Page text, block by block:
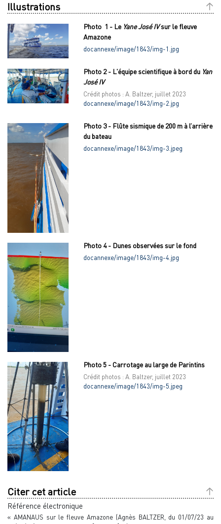
Illustrations
Photo 1 - Le Yane José IVsur le fleuve
Amazone
docannexe/image/1843/img-1.jpg
Photo 2 - L'équipe scientifique à bord du Yan
José IV
Crédit photos : A. Baltzer, juillet 2023
docannexe/image/1843/img-2.jpg
Photo 3 - Flûte sismique de 200 m à l’arrière
du bateau
docannexe/image/1843/img-3.jpeg
Photo 4 - Dunes observées sur le fond
docannexe/image/1843/img-4.jpg
Photo 5 - Carrotage au large de Parintins
Crédit photos : A. Baltzer, juillet 2023
docannexe/image/1843/img-5.jpeg
Citer cet article
Référence électronique
« AMANAUS sur le fleuve Amazone (Agnès BALTZER, du 01/07/23 au